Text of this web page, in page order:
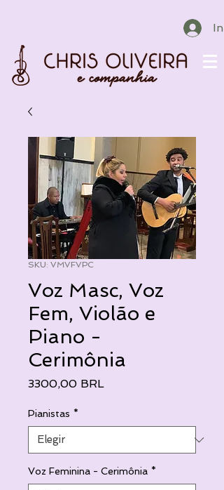
SKU: VMVFVPC
Voz Masc, Voz
Fem, Violão e
Piano -
Cerimônia
3300,00 BRL
Pianistas *
Voz Feminina - Cerimônia *